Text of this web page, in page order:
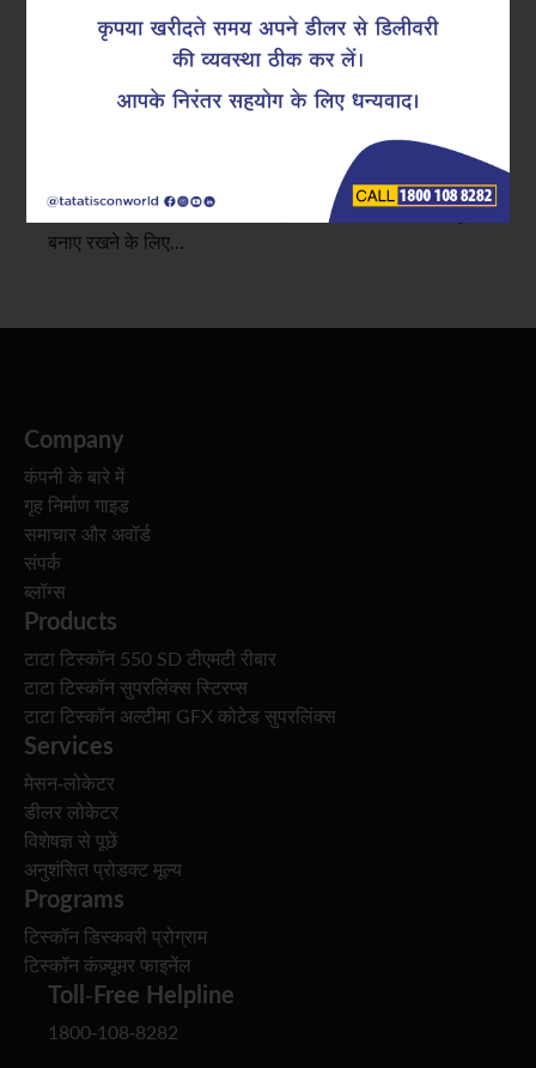
कमर्शियल निर्माण में, रिइनफोर्स्ड सीमेंट कंक्रीट (RCC) कॉलम
नींव तक पहुंचाते हैं। इन कॉलमों में शुरुआती दरारें आना तनाव,
निर्माण में त्रुटि या सरिया (reinforcement) व्यवस्था में कमी का
संकेत हो सकता है। सही कॉलम रिइनफोर्समेंट संरचना की मजबूती
बनाए रखने के लिए…
Company
कंपनी के बारे में
गृह निर्माण गाइड
समाचार और अवॉर्ड
संपर्क
ब्लॉग्स
Products
टाटा टिस्कॉन 550 SD टीएमटी रीबार
टाटा टिस्कॉन सुपरलिंक्स स्टिरप्स
टाटा टिस्कॉन अल्टीमा GFX कोटेड सुपरलिंक्स
Services
मेसन-लोकेटर
डीलर लोकेटर
विशेषज्ञ से पूछें
अनुशंसित प्रोडक्ट मूल्य
Programs
टिस्कॉन डिस्कवरी प्रोग्राम
टिस्कॉन कंज़्यूमर फाइनेंल
Toll-Free Helpline
1800-108-8282